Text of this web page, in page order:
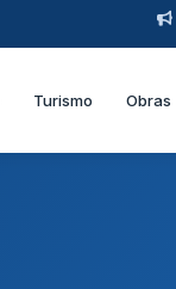
Turismo Obras